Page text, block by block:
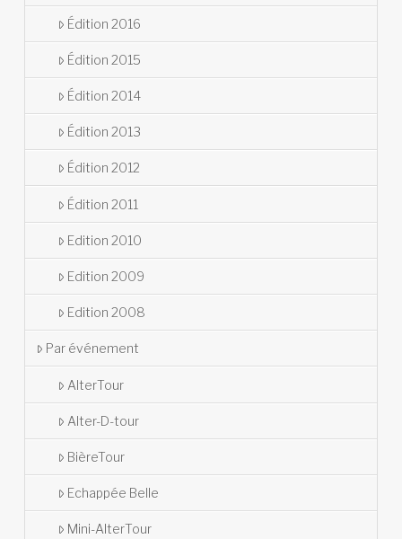
Édition 2016
Édition 2015
Édition 2014
Édition 2013
Édition 2012
Édition 2011
Edition 2010
Edition 2009
Edition 2008
Par événement
AlterTour
Alter-D-tour
BièreTour
Echappée Belle
Mini-AlterTour